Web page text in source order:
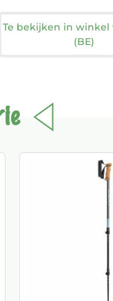
Te bekijken in winkel
(BE)